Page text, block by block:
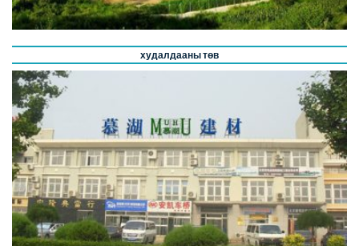
худалдааны төв